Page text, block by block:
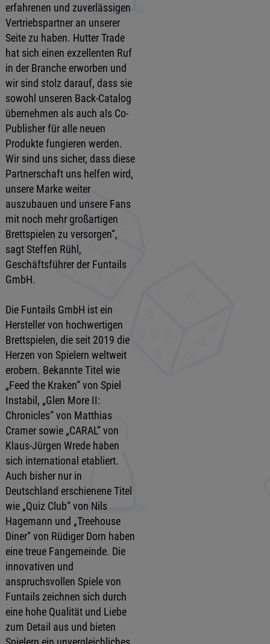
erfahrenen und zuverlässigen
Vertriebspartner an unserer
Seite zu haben. Hutter Trade
hat sich einen exzellenten Ruf
in der Branche erworben und
wir sind stolz darauf, dass sie
sowohl unseren Back-Catalog
übernehmen als auch als Co-
Publisher für alle neuen
Produkte fungieren werden.
Wir sind uns sicher, dass diese
Partnerschaft uns helfen wird,
unsere Marke weiter
auszubauen und unsere Fans
mit noch mehr großartigen
Brettspielen zu versorgen“,
sagt Steffen Rühl,
Geschäftsführer der Funtails
GmbH.
Die Funtails GmbH ist ein
Hersteller von hochwertigen
Brettspielen, die seit 2019 die
Herzen von Spielern weltweit
erobern. Bekannte Titel wie
„Feed the Kraken“ von Spiel
Instabil, „Glen More II:
Chronicles“ von Matthias
Cramer sowie „CARAL“ von
Klaus-Jürgen Wrede haben
sich international etabliert.
Auch bisher nur in
Deutschland erschienene Titel
wie „Quiz Club“ von Nils
Hagemann und „Treehouse
Diner“ von Rüdiger Dorn haben
eine treue Fangemeinde. Die
innovativen und
anspruchsvollen Spiele von
Funtails zeichnen sich durch
eine hohe Qualität und Liebe
zum Detail aus und bieten